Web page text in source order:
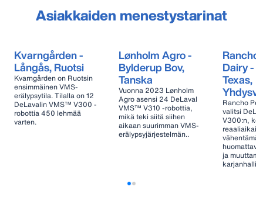
Asiakkaiden menestystarinat
Kvarngården -
Långås, Ruotsi
Kvarngården on Ruotsin
ensimmäinen VMS-
erälypsytila. Tilalla on 12
DeLavalin VMS™ V300 -
robottia 450 lehmää
varten.
Lønholm Agro -
Bylderup Bov,
Tanska
Vuonna 2023 Lønholm
Agro asensi 24 DeLaval
VMS™ V310 -robottia,
mikä teki siitä siihen
aikaan suurimman VMS-
erälypsyjärjestelmän..
Rancho
Dairy -
Texas,
Rancho
valitsi
V300:n,
ja